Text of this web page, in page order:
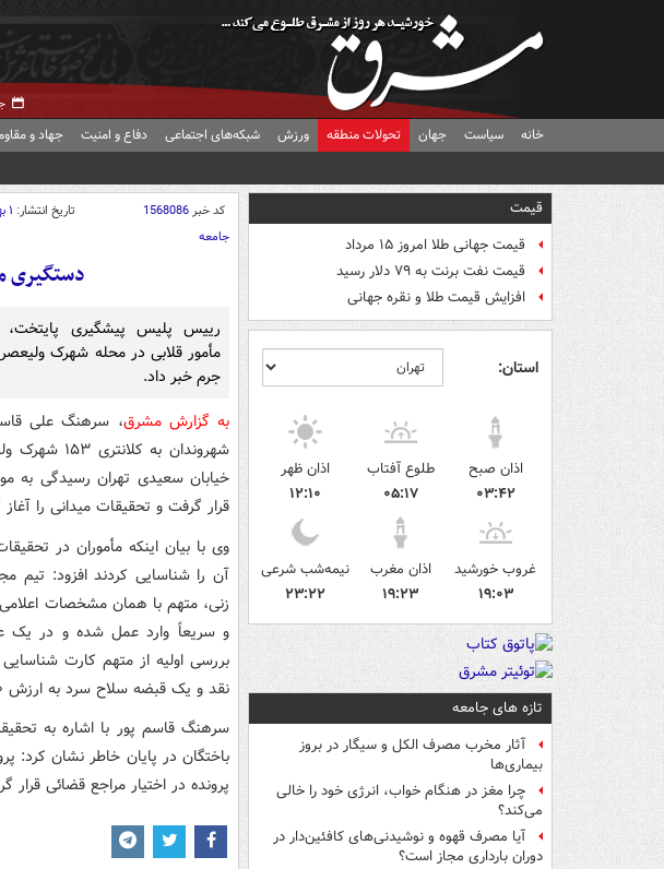
خانه سیاست جهان تحولات منطقه ورزش شبکه‌های اجتماعی دفاع و امنیت جهاد و
قیمت
قیمت جهانی طلا امروز ۱۵ مرداد
قیمت نفت برنت به ۷۹ دلار رسید
افزایش قیمت طلا و نقره جهانی
استان:
اذان صبح
۰۳:۴۲
طلوع آفتاب
۰۵:۱۷
اذان ظهر
۱۲:۱۰
غروب خورشید
۱۹:۰۳
اذان مغرب
۱۹:۲۳
نیمه‌شب شرعی
۲۳:۲۲
تازه های جامعه
آثار مخرب مصرف الکل و سیگار در بروز
بیماری‌ها
چرا مغز در هنگام خواب، انرژی خود را خالی
می‌کند؟
آیا مصرف قهوه و نوشیدنی‌های کافئین‌دار در
دوران بارداری مجاز است؟
کد خبر1568086 تاریخ انتشار: ۱ بهمن ۱۴۰۲ - ۱۳:۰۱
جامعه
دستگیری
رییس پلیس پیشگیری پایتخت،
مأمور قلابی در محله شهرک
جرم خبر داد.
به گزارش مشرق
شهروندان
خیابان سعیدی تهران رسیدگی به
قرار گرفت و تحقیقات میدانی را آغاز
وی با بیان اینکه مأموران در
آن را شناسایی کردند افزود: تیم
زنی، متهم با همان مشخصات
و سریعاً وارد عمل شده و در یک
نقد و یک قبضه سلاح سرد به ارزش ۴۰۰ میلیون ریال کشف شد.
سرهنگ قاسم پور با اشاره به
باختگان در پایان خاطر نشان کرد:
پرونده در اختیار مراجع قضائی قرار